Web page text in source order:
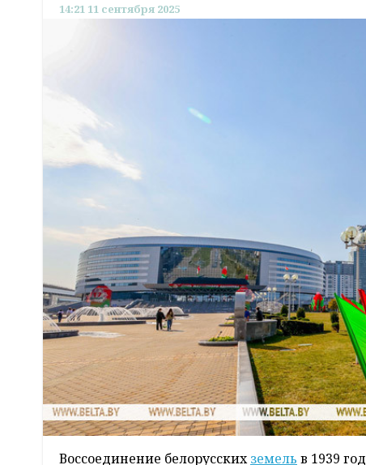
14:21 11 сентября 2025
Воссоединение белорусскихземель в 1939